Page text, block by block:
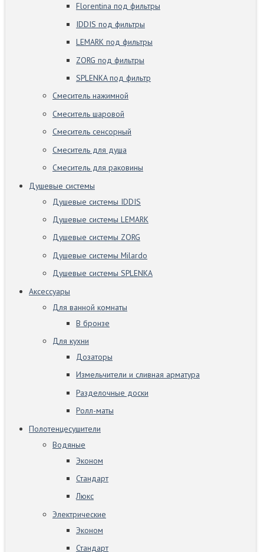
Florentina под фильтры
IDDIS под фильтры
LEMARK под фильтры
ZORG под фильтры
SPLENKA под фильтр
Смеситель нажимной
Смеситель шаровой
Смеситель сенсорный
Смеситель для душа
Смеситель для раковины
Душевые системы
Душевые системы IDDIS
Душевые системы LEMARK
Душевые системы ZORG
Душевые системы Milardo
Душевые системы SPLENKA
Аксессуары
Для ванной комнаты
В бронзе
Для кухни
Дозаторы
Измельчители и сливная арматура
Разделочные доски
Ролл-маты
Полотенцесушители
Водяные
Эконом
Стандарт
Люкс
Электрические
Эконом
Стандарт